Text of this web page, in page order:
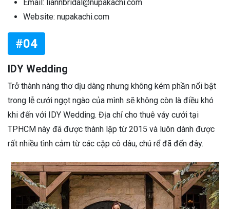
Email: liannbridal@nupakachi.com
Website: nupakachi.com
#04
IDY Wedding
Trở thành nàng thơ dịu dàng nhưng không kém phần nổi bật
trong lễ cưới ngọt ngào của mình sẽ không còn là điều khó
khi đến với IDY Wedding. Địa chỉ cho thuê váy cưới tại
TPHCM này đã được thành lập từ 2015 và luôn dành được
rất nhiều tình cảm từ các cặp cô dâu, chú rể đã đến đây.